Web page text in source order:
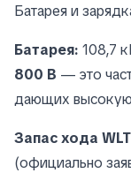
Батарея и
Батарея: 108,7
800 В — это
дающих высокую
Запас хода
(официально